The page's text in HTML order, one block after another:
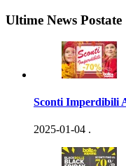
Ultime News Postate
Sconti Imperdibili
2025-01-04 .